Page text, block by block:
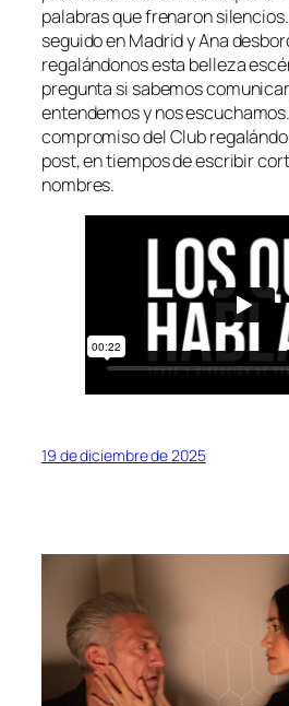
palabras que frenaron
seguido en Madrid y Ana
regalándonos esta belleza
pregunta si sabemos
entendemos y nos
compromiso del Club
post, en tiempos de escribir
nombres.
19 de diciembre de 2025